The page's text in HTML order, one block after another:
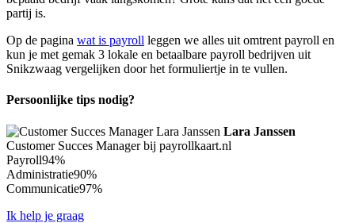
partij is.
Op de pagina wat is payroll leggen we alles uit omtrent payroll en
kun je met gemak 3 lokale en betaalbare payroll bedrijven uit
Snikzwaag vergelijken door het formuliertje in te vullen.
Persoonlijke tips nodig?
Lara Janssen
Customer Succes Manager bij payrollkaart.nl
Payroll94%
Administratie90%
Communicatie97%
Ik help je graag